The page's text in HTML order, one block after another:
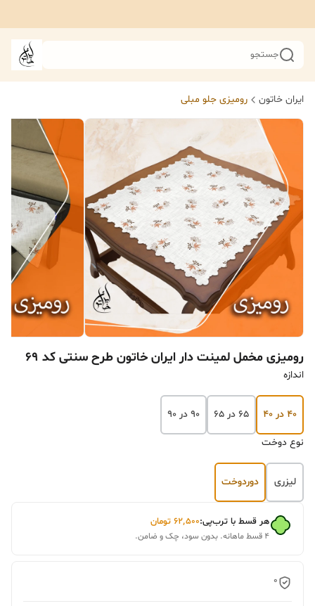
جستجو
ایران خاتون رومیزی جلو مبلی
رومیزی مخمل لمینت دار ایران خاتون طرح سنتی کد 69
اندازه
۴۰ در ۴۰ ۶۵ در ۶۵ ۹۰ در ۹۰
نوع دوخت
لیزری دوردوخت
هر قسط با ترب‌پی:۶۲٬۵۰۰ تومان
۴ قسط ماهانه. بدون سود، چک و ضامن.
0